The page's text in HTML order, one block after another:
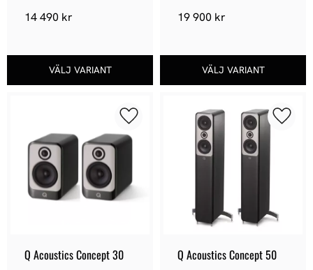
14 490 kr 19 900 kr
Q Acoustics Concept 30
Lägg till i favoriter
Q Acoustics Concept 50
Lägg